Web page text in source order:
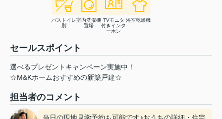
バストイレ
別
室内洗濯機
置場
TVモニタ
付きインタ
ーホン
浴室乾燥機
セールスポイント
選べるプレゼントキャンペーン実施中！
☆M&Kホームおすすめの新築戸建☆
担当者のコメント